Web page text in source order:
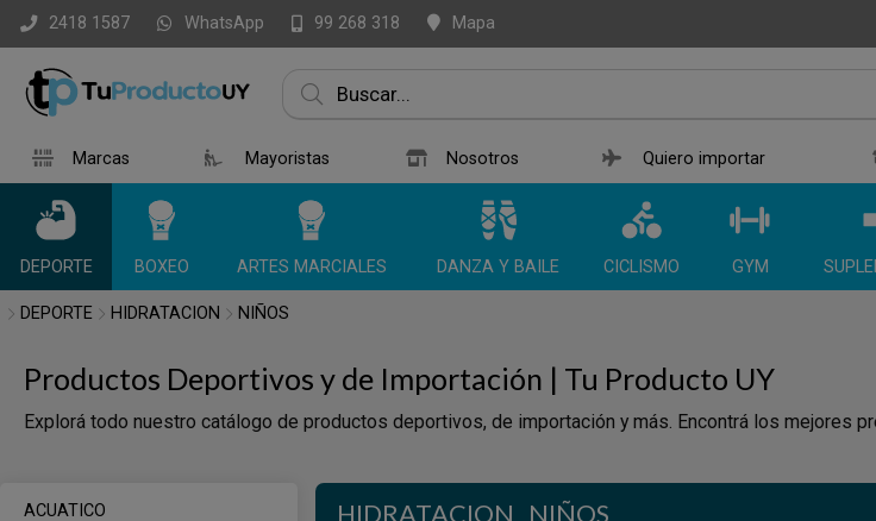
2418 1587 WhatsApp 99 268 318 Mapa
Marcas Mayoristas Nosotros Quiero importar
DEPORTE BOXEO ARTES MARCIALES DANZA Y BAILE CICLISMO GYM
DEPORTE HIDRATACION NIÑOS
Productos Deportivos y de Importación | Tu Producto UY
Explorá todo nuestro catálogo de productos deportivos, de importación y más. Encontrá los mejores
ACUATICO HIDRATACION NIÑOS